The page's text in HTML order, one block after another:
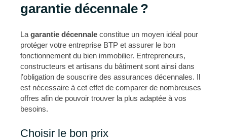
garantie décennale ?
La garantie décennale constitue un moyen idéal pour
protéger votre entreprise BTP et assurer le bon
fonctionnement du bien immobilier. Entrepreneurs,
constructeurs et artisans du bâtiment sont ainsi dans
l’obligation de souscrire des assurances décennales. Il
est nécessaire à cet effet de comparer de nombreuses
offres afin de pouvoir trouver la plus adaptée à vos
besoins.
Choisir le bon prix